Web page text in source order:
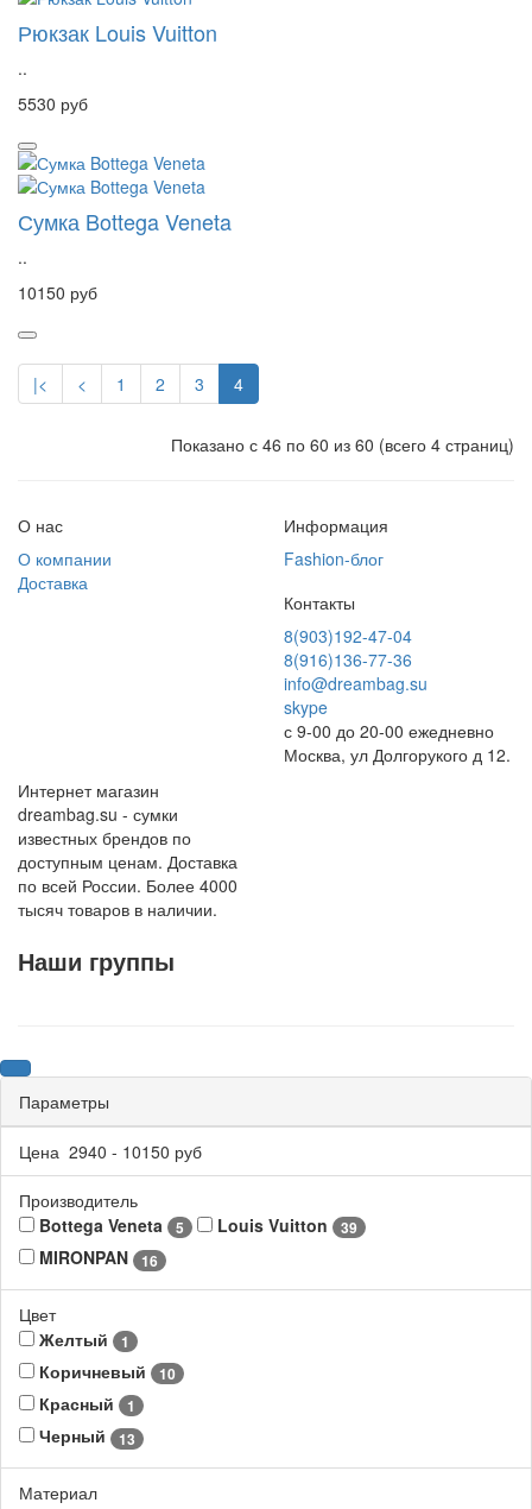
Рюкзак Louis Vuitton
..
5530 руб
Сумка Bottega Veneta
..
10150 руб
|< < 1 2 3 4
Показано с 46 по 60 из 60 (всего 4 страниц)
О нас
О компании
Доставка
Информация
Fashion-блог
Контакты
8(903)192-47-04
8(916)136-77-36
info@dreambag.su
skype
с 9-00 до 20-00 ежедневно
Москва, ул Долгорукого д 12.
Интернет магазин
dreambag.su - сумки
известных брендов по
доступным ценам. Доставка
по всей России. Более 4000
тысяч товаров в наличии.
Наши группы
Параметры
Цена 2940 - 10150 руб
Производитель
Bottega Veneta
5 Louis Vuitton 39
MIRONPAN 16
Цвет
Желтый
1
Коричневый 10
Красный 1
Черный 13
Материал